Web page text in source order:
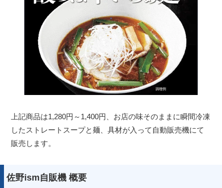
上記商品は1,280円～1,400円、お店の味そのままに瞬間冷凍
したストレートスープと麺、具材が入って自動販売機にて
販売します。
佐野ism自販機 概要